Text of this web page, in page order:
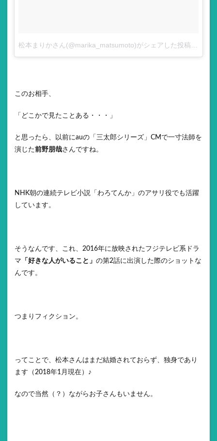
このお相手、
「どこかで見たことある・・・」
と思ったら、以前にauの「三太郎シリーズ」CMで一寸法師を
演じた前野朋哉さんですね。
NHK朝の連続テレビ小説「わろてんか」のアサリ役でも活躍
しています。
そうなんです、これ、2016年に放映されたフジテレビ系ドラ
マ 「好きな人がいること」 の第2話に出演した際のショットな
んです。
つまりフィクション。
ってことで、松本さんはまだ結婚されておらず、独身であり
ます（2018年1月現在）♪
なので当然（？）ながらお子さんもいません。